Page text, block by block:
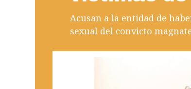
Acusan a la entidad de
sexual del convicto